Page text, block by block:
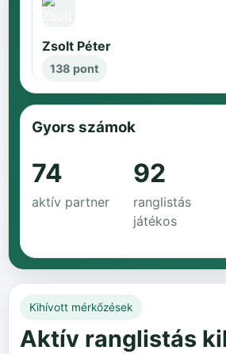
Zsolt Péter
138 pont
Gyors számok
74
aktív partner
92
ranglistás
játékos
Kihívott mérkőzések
Aktív ranglistás